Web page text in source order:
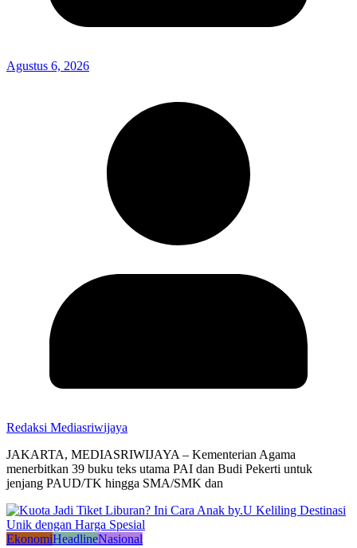
Agustus 6, 2026
Redaksi Mediasriwijaya
JAKARTA, MEDIASRIWIJAYA – Kementerian Agama
menerbitkan 39 buku teks utama PAI dan Budi Pekerti untuk
jenjang PAUD/TK hingga SMA/SMK dan
EkonomiHeadlineNasional